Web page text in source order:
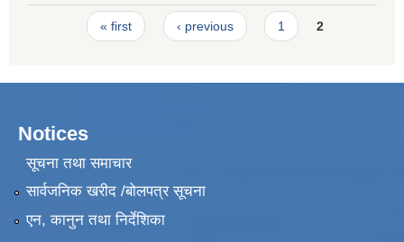
Pages« first ‹ previous 1 2
Notices
सूचना तथा समाचार
सार्वजनिक खरीद /बोलपत्र सूचना
एन, कानुन तथा निर्देशिका